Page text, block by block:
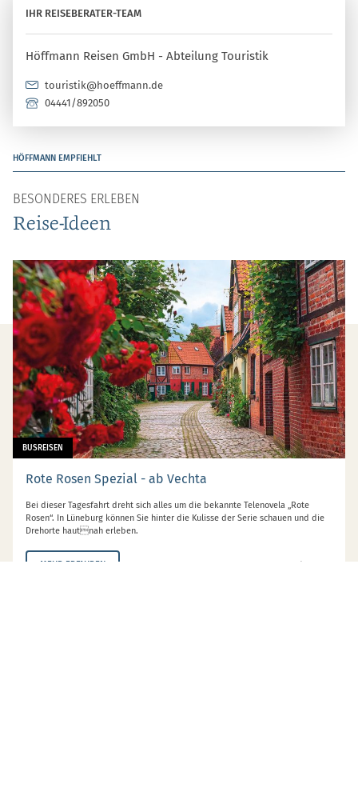
IHR REISEBERATER-TEAM
Höffmann Reisen GmbH - Abteilung Touristik
touristik@hoeffmann.de
04441/892050
HÖFFMANN EMPFIEHLT
BESONDERES ERLEBEN
Reise-Ideen
BUSREISEN
Rote Rosen Spezial - ab Vechta
Bei dieser Tagesfahrt dreht sich alles um die bekannte Telenovela „Rote
Rosen“. In Lüneburg können Sie hinter die Kulisse der Serie schauen und die
Drehorte hautnah erleben.
MEHR ERFAHREN ab 79,- €